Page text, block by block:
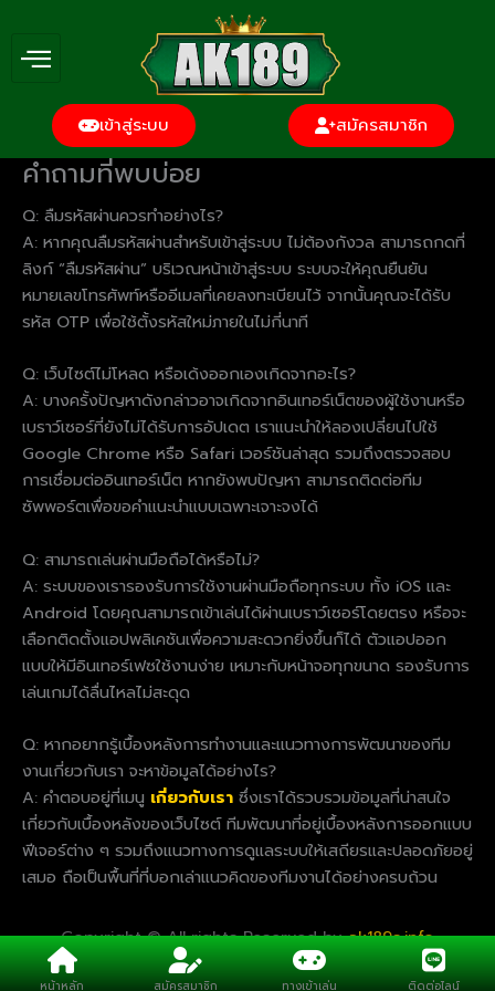
content
เข้าสู่ระบบ สมัครสมาชิก
คำถามที่พบบ่อย
Q: ลืมรหัสผ่านควรทำอย่างไร?
A: หากคุณลืมรหัสผ่านสำหรับเข้าสู่ระบบ ไม่ต้องกังวล สามารถกดที่
ลิงก์ “ลืมรหัสผ่าน” บริเวณหน้าเข้าสู่ระบบ ระบบจะให้คุณยืนยัน
หมายเลขโทรศัพท์หรืออีเมลที่เคยลงทะเบียนไว้ จากนั้นคุณจะได้รับ
รหัส OTP เพื่อใช้ตั้งรหัสใหม่ภายในไม่กี่นาที
Q: เว็บไซต์ไม่โหลด หรือเด้งออกเองเกิดจากอะไร?
A: บางครั้งปัญหาดังกล่าวอาจเกิดจากอินเทอร์เน็ตของผู้ใช้งานหรือ
เบราว์เซอร์ที่ยังไม่ได้รับการอัปเดต เราแนะนำให้ลองเปลี่ยนไปใช้
Google Chrome หรือ Safari เวอร์ชันล่าสุด รวมถึงตรวจสอบ
การเชื่อมต่ออินเทอร์เน็ต หากยังพบปัญหา สามารถติดต่อทีม
ซัพพอร์ตเพื่อขอคำแนะนำแบบเฉพาะเจาะจงได้
Q: สามารถเล่นผ่านมือถือได้หรือไม่?
A: ระบบของเรารองรับการใช้งานผ่านมือถือทุกระบบ ทั้ง iOS และ
Android โดยคุณสามารถเข้าเล่นได้ผ่านเบราว์เซอร์โดยตรง หรือจะ
เลือกติดตั้งแอปพลิเคชันเพื่อความสะดวกยิ่งขึ้นก็ได้ ตัวแอปออก
แบบให้มีอินเทอร์เฟซใช้งานง่าย เหมาะกับหน้าจอทุกขนาด รองรับการ
เล่นเกมได้ลื่นไหลไม่สะดุด
Q: หากอยากรู้เบื้องหลังการทำงานและแนวทางการพัฒนาของทีม
งานเกี่ยวกับเรา จะหาข้อมูลได้อย่างไร?
A: คำตอบอยู่ที่เมนู เกี่ยวกับเรา ซึ่งเราได้รวบรวมข้อมูลที่น่าสนใจ
เกี่ยวกับเบื้องหลังของเว็บไซต์ ทีมพัฒนาที่อยู่เบื้องหลังการออกแบบ
ฟีเจอร์ต่าง ๆ รวมถึงแนวทางการดูแลระบบให้เสถียรและปลอดภัยอยู่
เสมอ ถือเป็นพื้นที่ที่บอกเล่าแนวคิดของทีมงานได้อย่างครบถ้วน
Copyright © All rights Reserved byak189s.info
หน้าหลัก สมัครสมาชิก ทางเข้าเล่น ติดต่อไลน์